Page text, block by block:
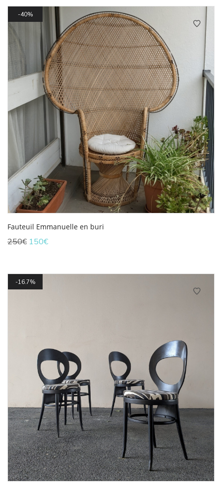
40%
Fauteuil Emmanuelle en buri
250€ Le
était :
250€.
150€Le
est :
16.7%